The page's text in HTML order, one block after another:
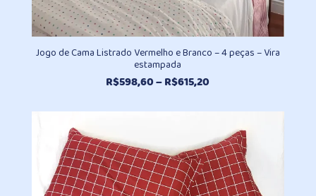
Jogo de Cama Listrado Vermelho e Branco – 4 peças – Vira
estampada
R$598,60–R$615,20
preço:
R$598,60
através
R$615,20